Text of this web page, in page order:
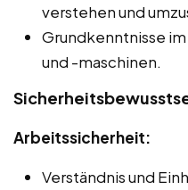
verstehen und
Grundkenntnisse
und -maschinen.
Arbeitssicherheit:
Verständnis und